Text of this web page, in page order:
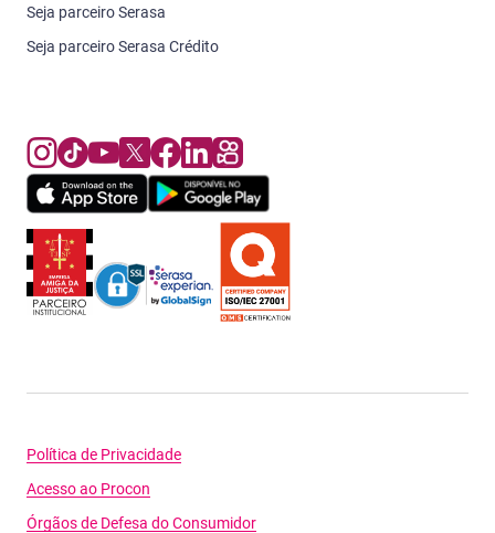
Seja parceiro Serasa
Seja parceiro Serasa Crédito
Política de Privacidade
Acesso ao Procon
Órgãos de Defesa do Consumidor